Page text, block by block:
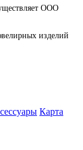
ООО
изделий
Карта